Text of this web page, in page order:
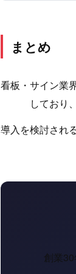
まとめ
看板・サイン業
しており
導入を検討され
創業